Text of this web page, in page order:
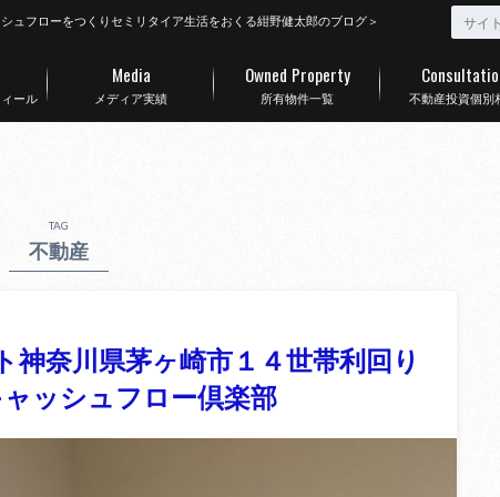
ュフローをつくりセミリタイア生活をおくる紺野健太郎のブログ＞
ール メディア実績
Media
所有物件一覧
Owned Property
不動産投資個別
TAG
不動産
神奈川県茅ヶ崎市１４世帯利回り
ャッシュフロー倶楽部